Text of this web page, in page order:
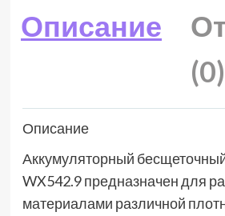
Описание
(0)
Описание
Аккумуляторный
WX542.9 предназначен для
материалами различной